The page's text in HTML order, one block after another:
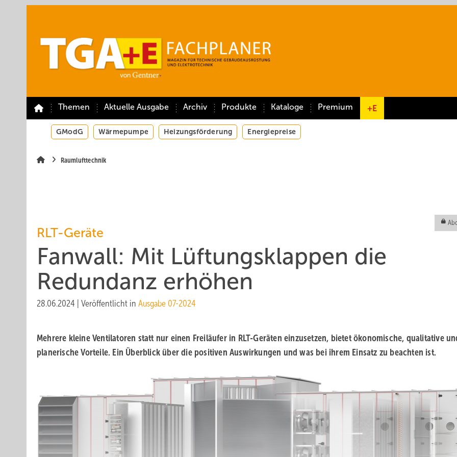
Themen Aktuelle Ausgabe Archiv Produkte Kataloge Premium +E
GModG Wärmepumpe Heizungsförderung Energiepreise
Raumlufttechnik
RLT-Geräte
Fanwall: Mit Lüftungsklappen die
Redundanz erhöhen
28.06.2024 Veröffentlicht in Ausgabe 07-2024
Mehrere kleine Ventilatoren statt nur einen Freiläufer in RLT-Geräten einzusetzen, bietet ökonomische, qualitative
planerische Vorteile. Ein Überblick über die positiven Auswirkungen und was bei ihrem Einsatz zu beachten ist.